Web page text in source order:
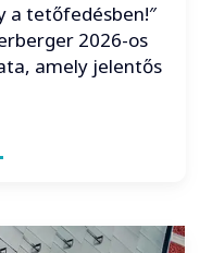
a tetőfedésben!″
2026-os
amely jelentős